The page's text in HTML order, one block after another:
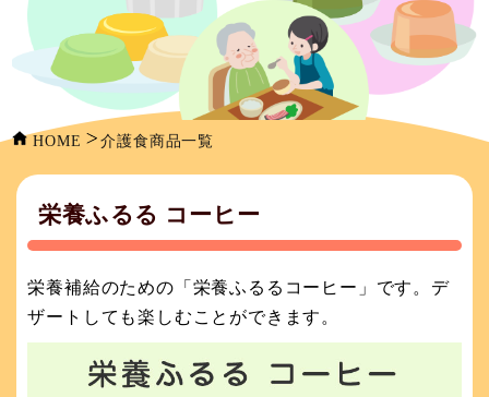
HOME 介護食商品一覧
栄養ふるる コーヒー
栄養補給のための「栄養ふるるコーヒー」です。デ
ザートしても楽しむことができます。